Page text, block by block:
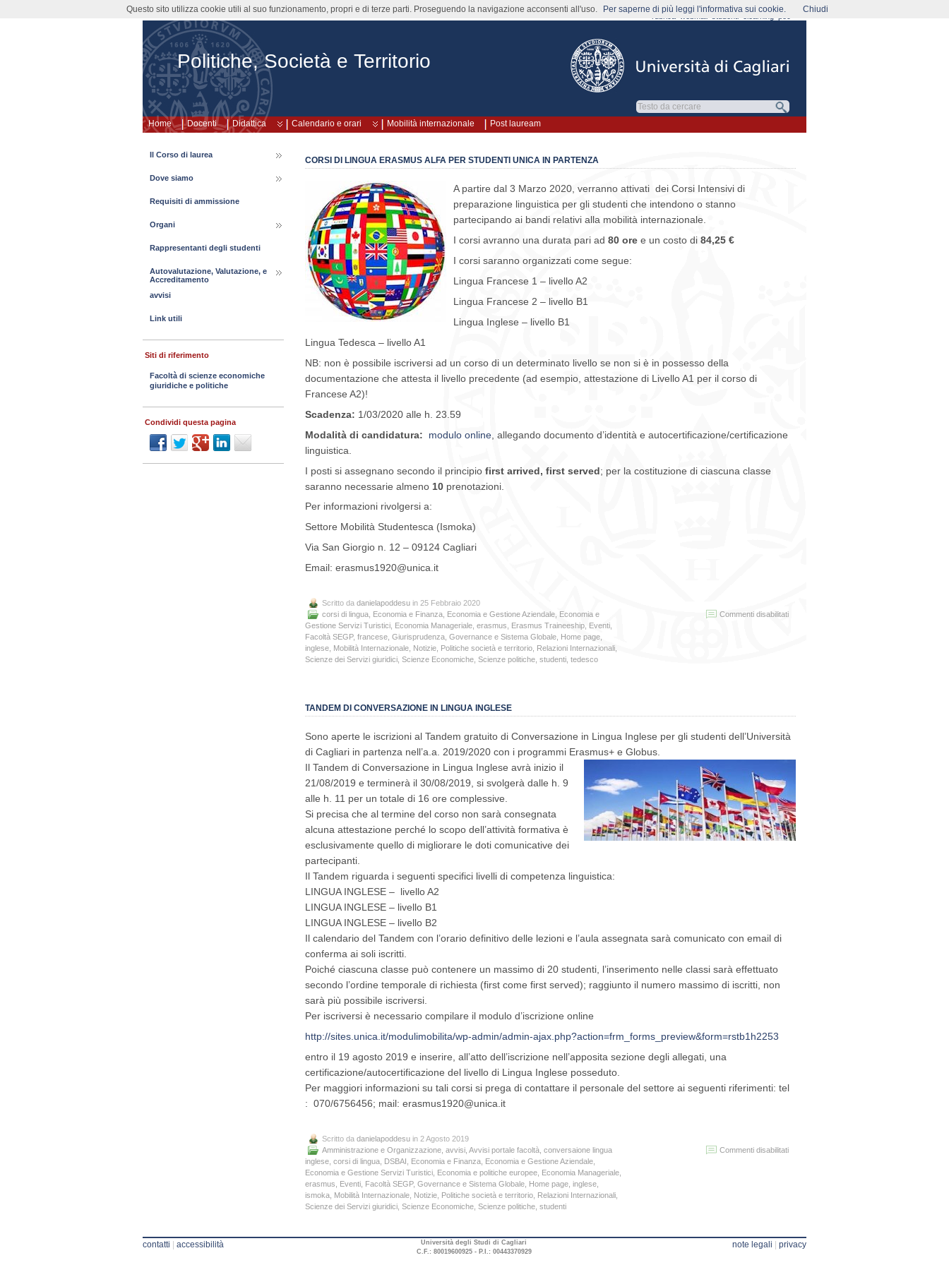
Politiche, Società e Territorio
Home
rubrica webmail
Docenti Didattica Calendario e orari Mobilità internazionale Post lauream
CORSI DI LINGUA ERASMUS ALFA PER STUDENTI UNICA IN PARTENZA
A partire dal 3 Marzo 2020, verranno attivati dei Corsi Intensivi di
preparazione linguistica per gli studenti che intendono o stanno
partecipando ai bandi relativi alla mobilità internazionale.
I corsi avranno una durata pari ad 80 ore e un costo di 84,25 €
I corsi saranno organizzati come segue:
Lingua Francese 1 – livello A2
Lingua Francese 2 – livello B1
Lingua Inglese – livello B1
Lingua Tedesca – livello A1
NB: non è possibile iscriversi ad un corso di un determinato livello se non si è in possesso della
documentazione che attesta il livello precedente (ad esempio, attestazione di Livello A1 per il corso di
Francese A2)!
Scadenza: 1/03/2020 alle h. 23.59
Modalità di candidatura:
modulo online , allegando documento d’identità e autocertificazione/certificazione
linguistica.
I posti si assegnano secondo il principio first arrived, first served; per la costituzione di ciascuna classe
saranno necessarie almeno 10 prenotazioni.
Per informazioni rivolgersi a:
Settore Mobilità Studentesca (Ismoka)
Via San Giorgio n. 12 – 09124 Cagliari
Email: erasmus1920@unica.it
Scritto da danielapoddesu in 25 Febbraio 2020
corsi di lingua
Economia e Finanza Economia e Gestione Aziendale
Economia e
Gestione Servizi Turistici
Economia Manageriale erasmus Erasmus Traineeship Eventi
Facoltà SEGP, francese Giurisprudenza Governance e Sistema Globale Home page
inglese
Mobilità Internazionale Notizie Politiche società e territorio Relazioni Internazionali
Scienze dei Servizi giuridici Scienze Economiche Scienze politiche studenti tedesco
Commenti disabilitatisu
in
TANDEM DI CONVERSAZIONE IN LINGUA INGLESE
Sono aperte le iscrizioni al Tandem gratuito di Conversazione in Lingua Inglese per gli studenti dell’Università
di Cagliari in partenza nell’a.a. 2019/2020 con i programmi Erasmus+ e Globus.
Il Tandem di Conversazione in Lingua Inglese avrà inizio il
21/08/2019 e terminerà il 30/08/2019, si svolgerà dalle h. 9
alle h. 11 per un totale di 16 ore complessive.
Si precisa che al termine del corso non sarà consegnata
alcuna attestazione perché lo scopo dell’attività formativa è
esclusivamente quello di migliorare le doti comunicative dei
partecipanti.
Il Tandem riguarda i seguenti specifici livelli di competenza linguistica:
LINGUA INGLESE – livello A2
LINGUA INGLESE – livello B1
LINGUA INGLESE – livello B2
Il calendario del Tandem con l’orario definitivo delle lezioni e l’aula assegnata sarà comunicato con email di
conferma ai soli iscritti.
Poiché ciascuna classe può contenere un massimo di 20 studenti, l’inserimento nelle classi sarà effettuato
secondo l’ordine temporale di richiesta (first come first served); raggiunto il numero massimo di iscritti, non
sarà più possibile iscriversi.
Per iscriversi è necessario compilare il modulo d’iscrizione online
http://sites.unica.it/modulimobilita/wp-admin/admin-ajax.php?action=frm_forms_preview&form=rstb1h2253
entro il 19 agosto 2019 e inserire, all’atto dell’iscrizione nell’apposita sezione degli allegati, una
certificazione/autocertificazione del livello di Lingua Inglese posseduto.
Per maggiori informazioni su tali corsi si prega di contattare il personale del settore ai seguenti riferimenti: tel
: 070/6756456; mail: erasmus1920@unica.it
Scritto da danielapoddesu in 2 Agosto 2019
Amministrazione e Organizzazione avvisi Avvisi portale facoltà conversaione lingua
inglese corsi di lingua DSBAI Economia e Finanza Economia e Gestione Aziendale
Economia e Gestione Servizi Turistici Economia e politiche europee Economia Manageriale
erasmus
Eventi Facoltà SEGP, Governance e Sistema Globale Home page inglese
ismoka Mobilità Internazionale Notizie Politiche società e territorio Relazioni Internazionali
Scienze dei Servizi giuridici Scienze Economiche Scienze politiche studenti
Commenti disabilitatisu
Il Corso di laurea
Dove siamo
Requisiti di ammissione
Organi
Rappresentanti degli studenti
Autovalutazione, Valutazione, e
Accreditamento
avvisi
Link utili
Siti di riferimento
Facoltà di scienze economiche
giuridiche e politiche
Condividi questa pagina
contatti accessibilità
Università degli Studi di Cagliari
C.F.: 80019600925 - P.I.: 00443370929
note legali privacy
Questo sito utilizza cookie utili al suo funzionamento, propri e di terze parti. Proseguendo la navigazione acconsenti all'uso. Per saperne di più leggi l'informativa sui cookie. Chiudi